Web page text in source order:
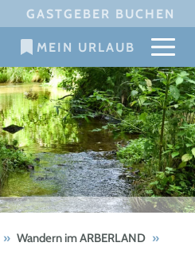
GASTGEBER BUCHEN
MEIN URLAUB
» Wandern im ARBERLAND »